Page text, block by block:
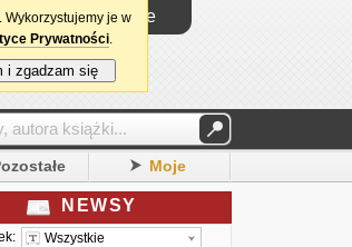
Logowanie
Moje
NEWSY
Wszystkie
je w
Prywatności.
i zgadzam się